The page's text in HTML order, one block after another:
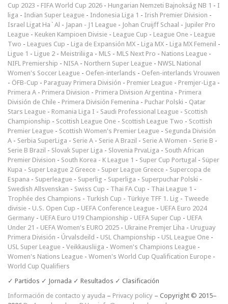
Cup 2023 - FIFA World Cup 2026 - Hungarian Nemzeti Bajnokság NB 1 - I
liga - Indian Super League - Indonesia Liga 1 - Irish Premier Division -
Israel Ligat Ha`Al - Japan - J1 League - Johan Cruijff Schaal - Jupiler Pro
League - Keuken Kampioen Divisie - League Cup - League One - League
Two - Leagues Cup - Liga de Expansión MX - Liga MX - Liga MX Femenil -
Ligue 1 - Ligue 2 - Meistriliiga - MLS - MLS Next Pro - Nations League -
NIFL Premiership - NISA - Northern Super League - NWSL National
Women's Soccer League - Oefen-interlands - Oefen-interlands Vrouwen
- ÖFB-Cup - Paraguay Primera División - Premier League - Premjer-Liga -
Primera A - Primera Division - Primera Division Argentina - Primera
División de Chile - Primera División Femenina - Puchar Polski - Qatar
Stars League - Romania Liga I - Saudi Professional League - Scottish
Championship - Scottish League One - Scottish League Two - Scottish
Premier League - Scottish Women's Premier League - Segunda División
A - Serbia SuperLiga - Serie A - Serie A Brazil - Serie A Women - Serie B -
Serie B Brazil - Slovak Super Liga - Slovenia PrvaLiga - South African
Premier Division - South Korea - K League 1 - Super Cup Portugal - Süper
Kupa - Super League 2 Greece - Super League Greece - Supercopa de
Espana - Superleague - Superlig - Superliga - Superpuchar Polski -
Swedish Allsvenskan - Swiss Cup - Thai FA Cup - Thai League 1 -
Trophée des Champions - Turkish Cup - Türkiye TFF 1. Lig - Tweede
divisie - U.S. Open Cup - UEFA Conference League - UEFA Euro 2024
Germany - UEFA Euro U19 Championship - UEFA Super Cup - UEFA
Under 21 - UEFA Women's EURO 2025 - Ukraine Premjer Liha - Uruguay
Primera División - Úrvalsdeild - USL Championship - USL League One -
USL Super League - Veikkausliiga - Women's Champions League -
Women's Nations League - Women's World Cup Qualification Europe -
World Cup Qualifiers
✓ Partidos ✓ Jornada ✓ Resultados ✓ Clasificación
Información de contacto y ayuda – Privacy policy – Copyright © 2015–